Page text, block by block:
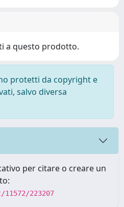
a questo prodotto.
protetti da copyright e
salvo diversa
per citare o creare un
223207